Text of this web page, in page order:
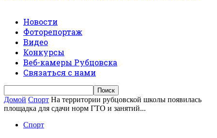
Новости
Фоторепортаж
Видео
Конкурсы
Веб-камеры Рубцовска
Связаться с нами
Домой Спорт На территории рубцовской школы появилась
площадка для сдачи норм ГТО и занятий...
Спорт